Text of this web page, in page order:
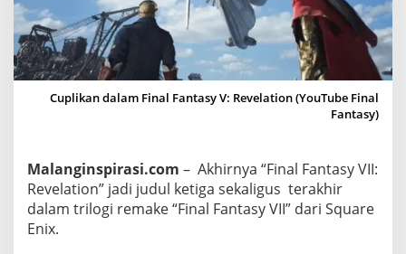
I
e
v
a
t
Cuplikan dalam Final Fantasy V: Revelation (YouTube Final
Fantasy)
Malanginspirasi.com – Akhirnya “Final Fantasy VII:
Revelation” jadi judul ketiga sekaligus terakhir
dalam trilogi remake “Final Fantasy VII” dari Square
Enix.